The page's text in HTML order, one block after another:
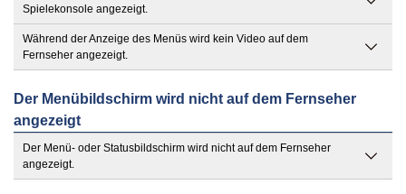
Spielekonsole angezeigt.
Während der Anzeige des Menüs wird kein Video auf dem
Fernseher angezeigt.
Der Menübildschirm wird nicht auf dem Fernseher
angezeigt
Der Menü- oder Statusbildschirm wird nicht auf dem Fernseher
angezeigt.